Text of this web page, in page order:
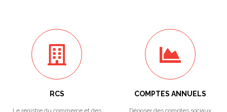
RCS
Le registre du commerce et des
COMPTES ANNUELS
Déposer des comptes sociaux